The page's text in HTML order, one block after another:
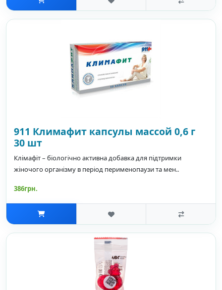
911 Климафит капсулы массой 0,6 г
30 шт
Клімафіт – біологічно активна добавка для підтримки
жіночого організму в період перименопаузи та мен..
386грн.